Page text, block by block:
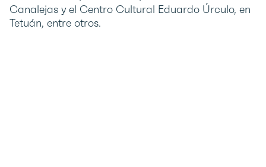
Canalejas y el Centro Cultural Eduardo Úrculo, en
Tetuán, entre otros.